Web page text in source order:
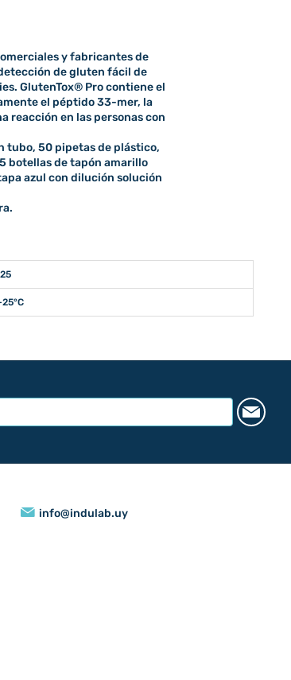
y fabricantes de
de gluten fácil de
GlutenTox® Pro contiene el
el péptido 33-mer, la
reacción en las personas con
tubo, 50 pipetas de plástico,
botellas de tapón amarillo
azul con dilución solución
25
info@indulab.uy